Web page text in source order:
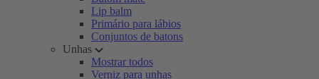
Lip balm
Primário para lábios
Conjuntos de batons
Unhas
Mostrar todos
Verniz para unhas